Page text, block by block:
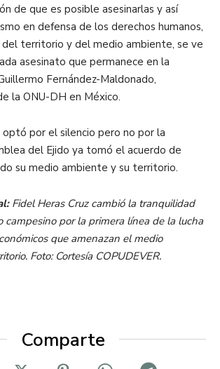
de que es posible asesinarlas y así
en defensa de los derechos humanos,
territorio y del medio ambiente, se ve
asesinato que permanece en la
Fernández-Maldonado,
la ONU-DH en México.
optó por el silencio pero no por la
del Ejido ya tomó el acuerdo de
su medio ambiente y su territorio.
Fidel Heras Cruz cambió la tranquilidad
campesino por la primera línea de la lucha
que amenazan el medio
Foto: Cortesía COPUDEVER.
Comparte